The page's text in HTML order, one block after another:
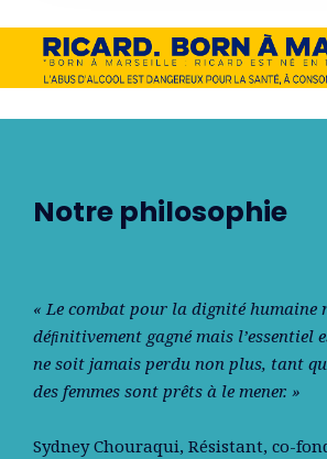
Notre philosophie
« Le combat pour la dignité humaine
déﬁnitivement gagné mais l’essentiel
ne soit jamais perdu non plus, tant
des femmes sont prêts à le mener. »
Sydney Chouraqui, Résistant, co-